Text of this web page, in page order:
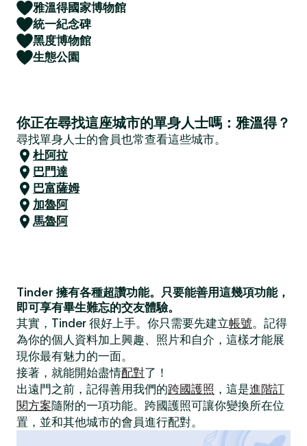
雅溫得國家博物館
統一紀念碑
黑度博物館
生態公園
你正在尋找這座城市的單身人士嗎：雅溫得？
尋找單身人士的會員也常查看這些城市。
杜阿拉
巴門達
巴富薩姆
加魯阿
馬魯阿
Tinder 擁有各種超讚功能。只要能善用這幾項功能，
即可享有畢生難忘的交友體驗。
其實，Tinder 很好上手。你只需要先建立帳號。記得
為你的個人資料加上興趣、照片和自介，這樣才能展
現你最有魅力的一面。
接著，就能開始盡情配對了！
出遠門之前，記得善用我們的跨國護照 ，這是進階訂
閱方案隨附的一項功能。跨國護照可讓你變換所在位
置，並和其他城市的會員進行配對。